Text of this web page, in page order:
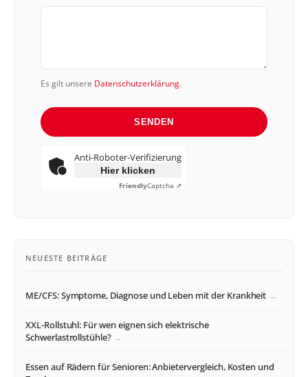
Es gilt unsere Datenschutzerklärung.
SENDEN
Anti-Roboter-Verifizierung
Hier klicken
FriendlyCaptcha ⇗
NEUESTE BEITRÄGE
ME/CFS: Symptome, Diagnose und Leben mit der Krankheit
XXL-Rollstuhl: Für wen eignen sich elektrische
Schwerlastrollstühle?
Essen auf Rädern für Senioren: Anbietervergleich, Kosten und